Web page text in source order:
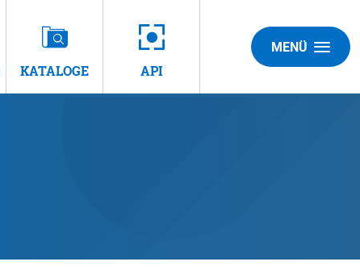
KATALOGE API
MENÜ